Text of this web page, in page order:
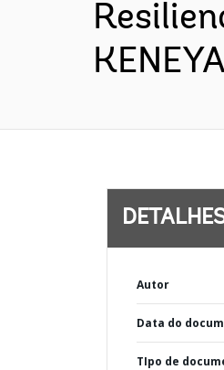
Autor
Data do
TIpo de